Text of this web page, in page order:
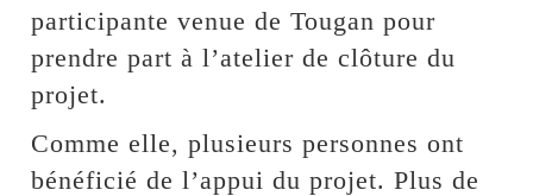
participante venue de Tougan pour
prendre part à l’atelier de clôture du
projet.
Comme elle, plusieurs personnes ont
bénéficié de l’appui du projet. Plus de